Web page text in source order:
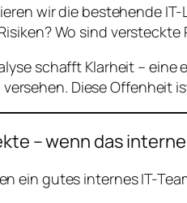
wir die bestehende
Wo sind versteckte
schafft Klarheit –
Diese Offenheit
– wenn das interne
ein gutes internes IT-